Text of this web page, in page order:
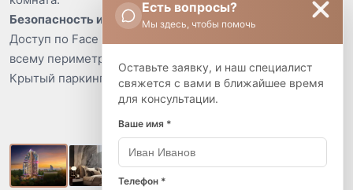
Безопасность и удобства
Доступ по Face ID и Key Card, видеонаблюдение по
всему периметру.
Крытый паркинг для автомобилей и байков.
Есть вопросы?
Мы здесь, чтобы помочь
Оставьте заявку, и наш специалист
свяжется с вами в ближайшее время
для консультации.
Ваше имя *
Телефон *